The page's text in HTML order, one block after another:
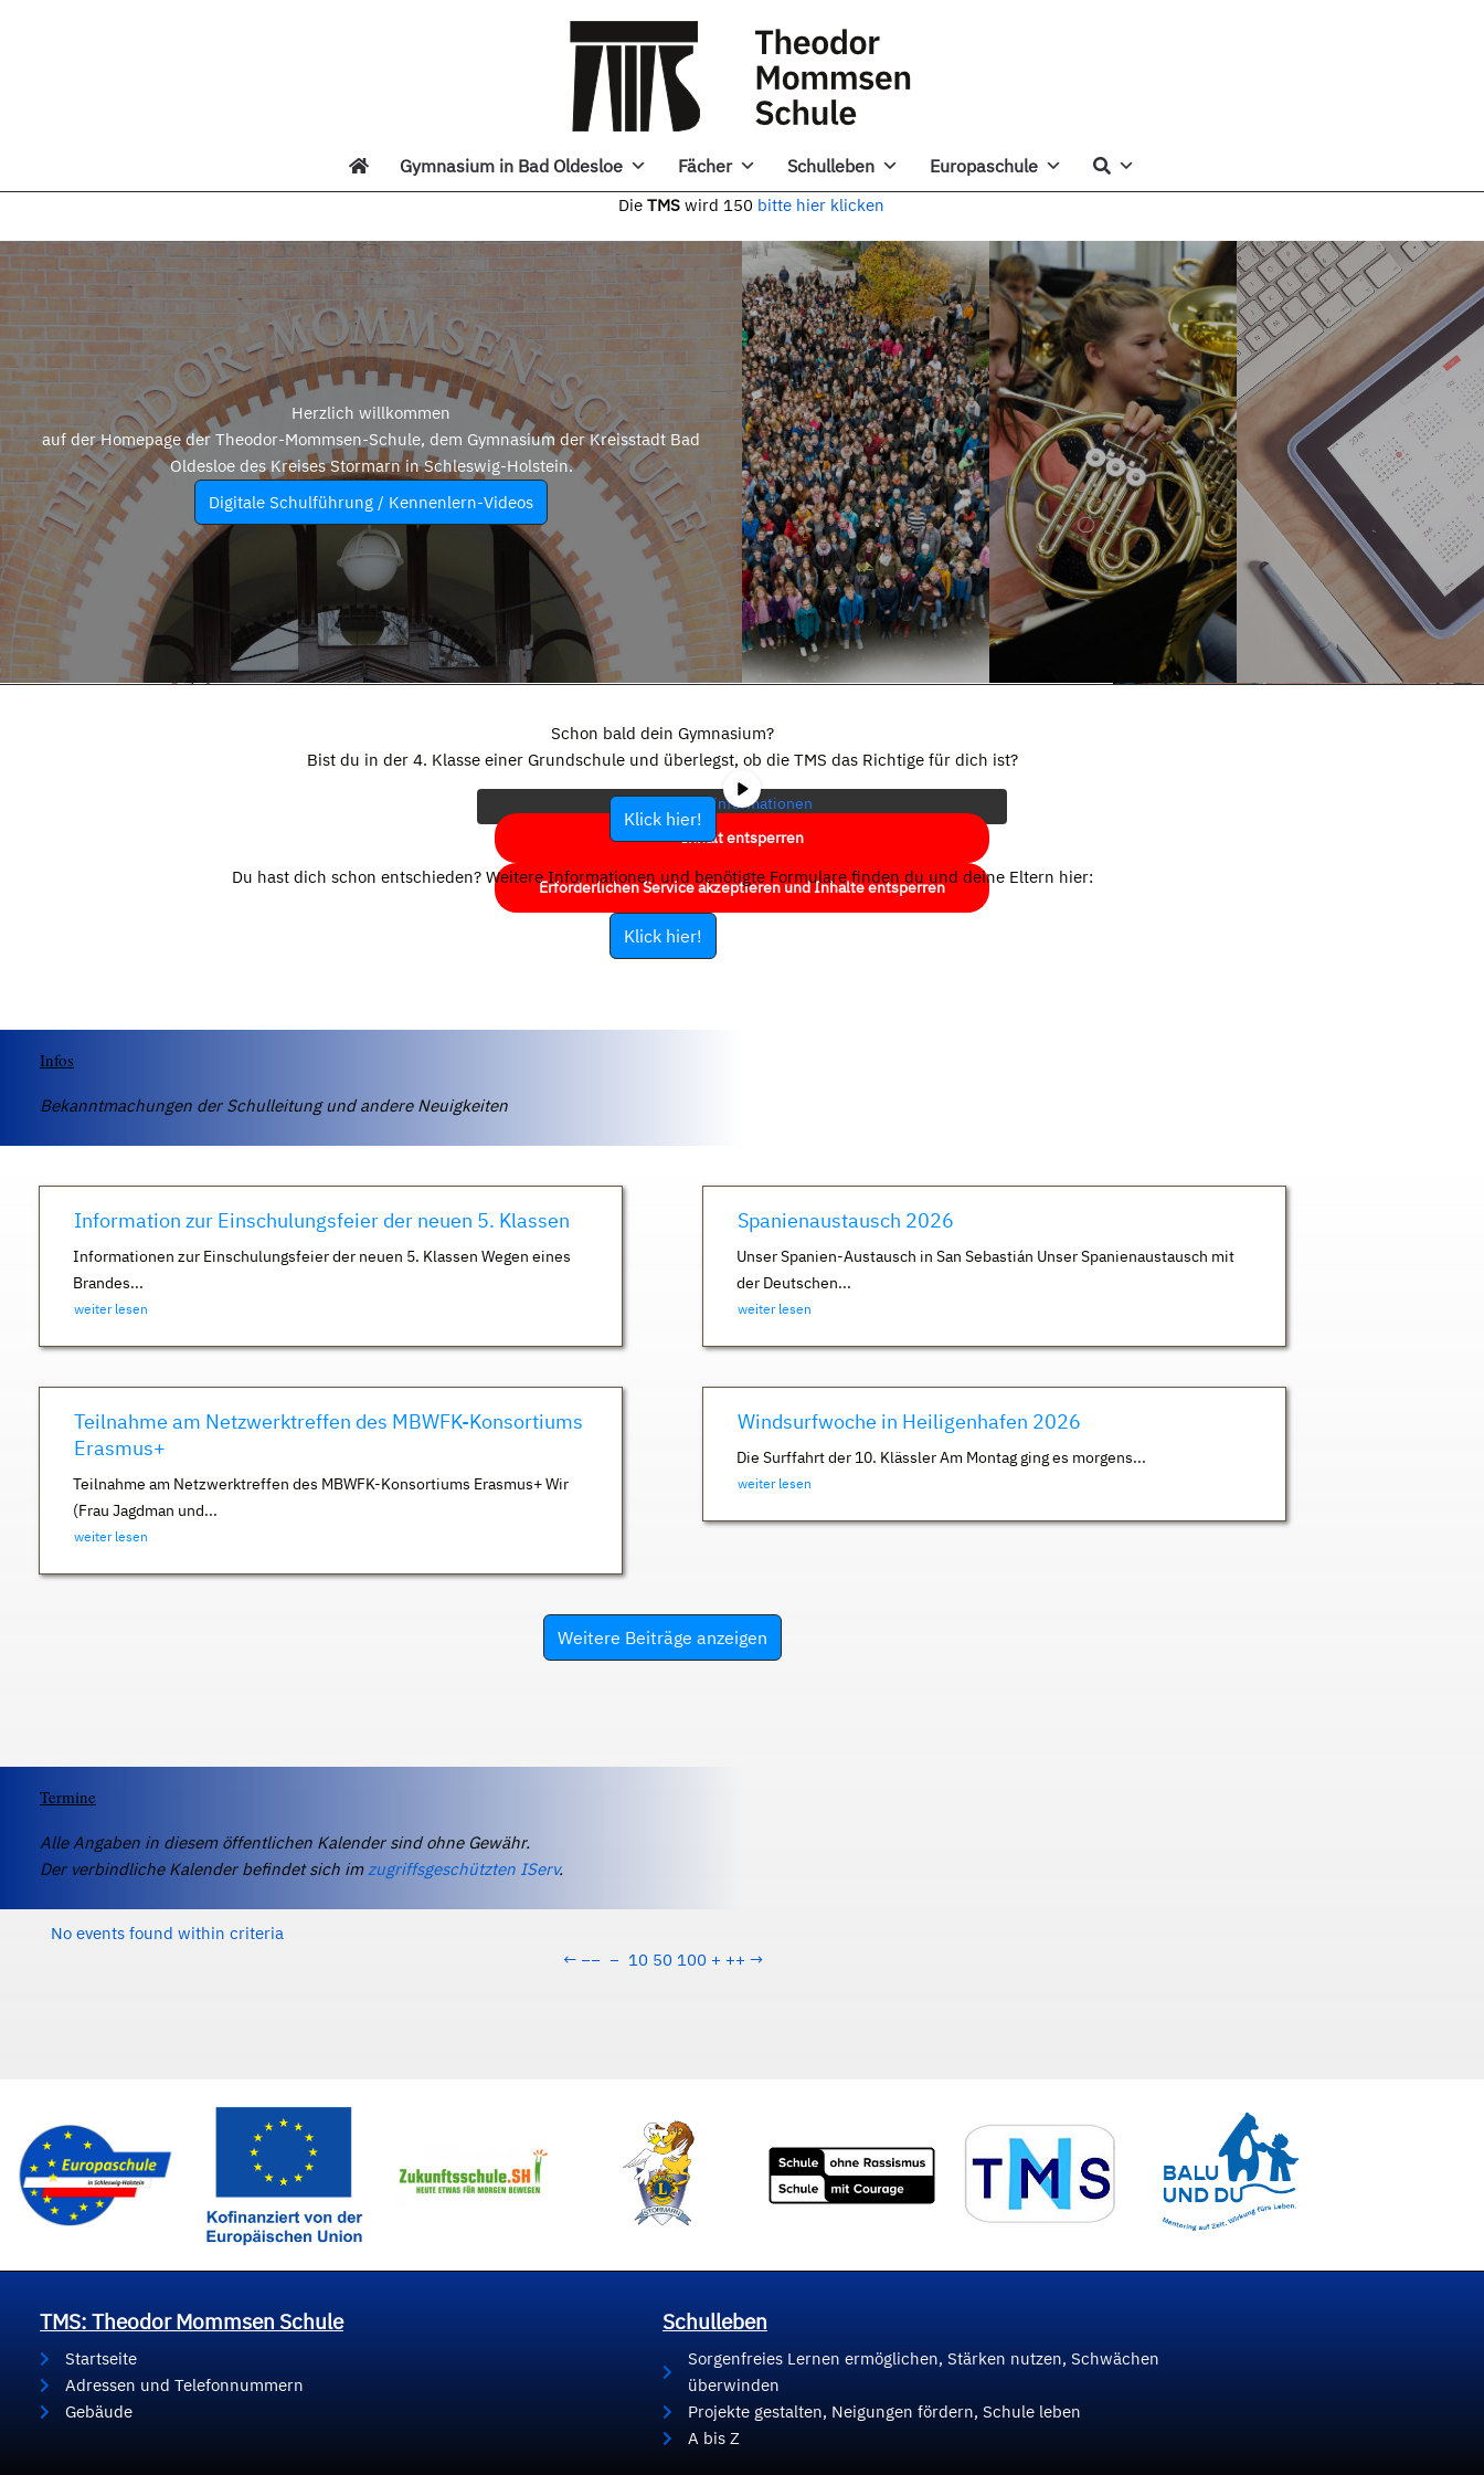
Gymnasium in Bad Oldesloe Fächer Schulleben Europaschule
Die TMS wird 150 bitte hier klicken
Herzlich willkommen
auf der Homepage der Theodor-Mommsen-Schule, dem Gymnasium der Kreisstadt Bad
Oldesloe des Kreises Stormarn in Schleswig-Holstein.
Digitale Schulführung / Kennenlern-Videos
eigentlichen Inhalt zuzugreifen, klicken Sie auf die Schaltfläche unten.
Bitte beachten Sie, dass dabei Daten an Drittanbieter weitergegeben
werden.
Mehr Informationen
Inhalt entsperren
Erforderlichen Service akzeptieren und Inhalte entsperren
Schon bald dein Gymnasium?
Bist du in der 4. Klasse einer Grundschule und überlegst, ob die TMS das Richtige für dich ist?
Klick hier!
Du hast dich schon entschieden? Weitere Informationen und benötigte Formulare finden du und deine Eltern hier:
Klick hier!
Infos
Bekanntmachungen der Schulleitung und andere Neuigkeiten
Information zur Einschulungsfeier der neuen 5. Klassen
Informationen zur Einschulungsfeier der neuen 5. Klassen Wegen eines
Brandes...
weiter lesen
Spanienaustausch 2026
Unser Spanien-Austausch in San Sebastián Unser Spanienaustausch mit
der Deutschen...
weiter lesen
Teilnahme am Netzwerktreffen des MBWFK-Konsortiums
Erasmus+
Teilnahme am Netzwerktreffen des MBWFK-Konsortiums Erasmus+ Wir
(Frau Jagdman und...
weiter lesen
Windsurfwoche in Heiligenhafen 2026
Die Surffahrt der 10. Klässler Am Montag ging es morgens...
weiter lesen
Weitere Beiträge anzeigen
Termine
Alle Angaben in diesem öffentlichen Kalender sind ohne Gewähr.
Der verbindliche Kalender befindet sich imzugriffsgeschützten IServ.
No events found within criteria
← −− − 10 50 100 + ++ →
TMS: Theodor Mommsen Schule
Startseite
Adressen und Telefonnummern
Gebäude
Schulleben
Sorgenfreies Lernen ermöglichen, Stärken nutzen, Schwächen
überwinden
Projekte gestalten, Neigungen fördern, Schule leben
A bis Z